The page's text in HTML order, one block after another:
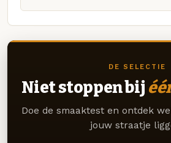
DE SELECTIE
Niet stoppen bij
Doe de smaaktest en ontdek
jouw straatje